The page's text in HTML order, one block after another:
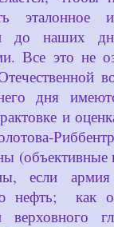
эталонное
до наших
Все это не
дня
и
если армия
нефть; как